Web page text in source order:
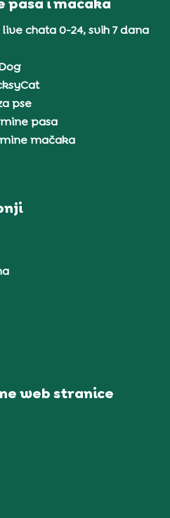
chata 0-24, svih 7 dana
pse
pasa
mačaka
web stranice